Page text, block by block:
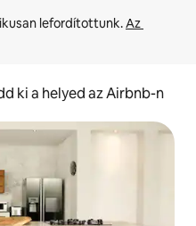
lefordítottunk. Az
ki a helyed az Airbnb-n